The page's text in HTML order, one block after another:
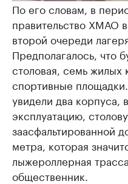
По его словам, в
правительство ХМАО
второй очереди
Предполагалось, что
столовая, семь жилых
спортивные
увидели два корпуса,
эксплуатацию,
заасфальтированной
метра, которая
лыжероллерная
общественник.